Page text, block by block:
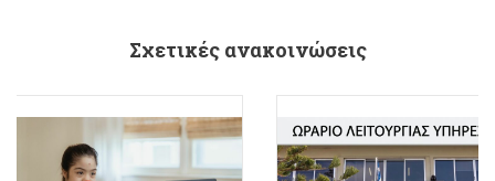
Σχετικές ανακοινώσεις